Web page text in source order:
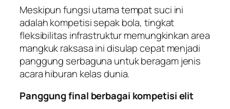
Meskipun fungsi utama tempat suci ini
adalah kompetisi sepak bola, tingkat
fleksibilitas infrastruktur memungkinkan area
mangkuk raksasa ini disulap cepat menjadi
panggung serbaguna untuk beragam jenis
acara hiburan kelas dunia.
Panggung final berbagai kompetisi elit